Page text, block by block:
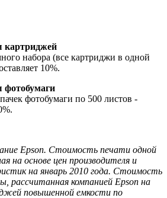
картриджей
набора (все картриджи в одной
10%.
фотобумаги по 500 листов -
Epson. Стоимость печати одной
на основе цен производителя и
на январь 2010 года. Стоимость
рассчитанная компанией Epson на
повышенной емкости по